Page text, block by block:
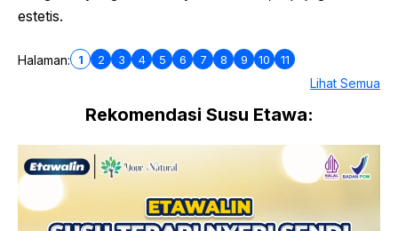
estetis.
Halaman: 1 2 3 4 5 6 7 8 9 10 11
Lihat Semua
Rekomendasi Susu Etawa: